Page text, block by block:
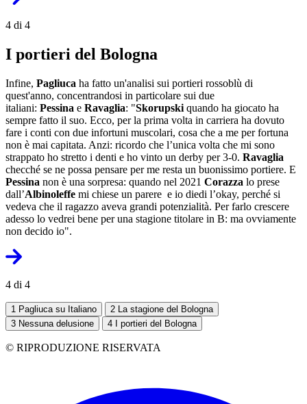
4 di 4
I portieri del Bologna
Infine, Pagliuca ha fatto un'analisi sui portieri rossoblù di
quest'anno, concentrandosi in particolare sui due
italiani: Pessina e Ravaglia: "Skorupski quando ha giocato ha
sempre fatto il suo. Ecco, per la prima volta in carriera ha dovuto
fare i conti con due infortuni muscolari, cosa che a me per fortuna
non è mai capitata. Anzi: ricordo che l’unica volta che mi sono
strappato ho stretto i denti e ho vinto un derby per 3-0. Ravaglia
checché se ne possa pensare per me resta un buonissimo portiere. E
Pessina non è una sorpresa: quando nel 2021 Corazza lo prese
dall’Albinoleffe mi chiese un parere e io diedi l’okay, perché si
vedeva che il ragazzo aveva grandi potenzialità. Per farlo crescere
adesso lo vedrei bene per una stagione titolare in B: ma ovviamente
non decido io".
4 di 4
1 Pagliuca su Italiano 2
La stagione del Bologna
3 Nessuna delusione 4 I portieri del Bologna
© RIPRODUZIONE RISERVATA